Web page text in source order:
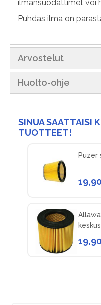
ilmansuodattimet voi
Puhdas ilma on
Arvostelut
Huolto-ohje
SINUA SAATTAISI
TUOTTEET!
Puzer